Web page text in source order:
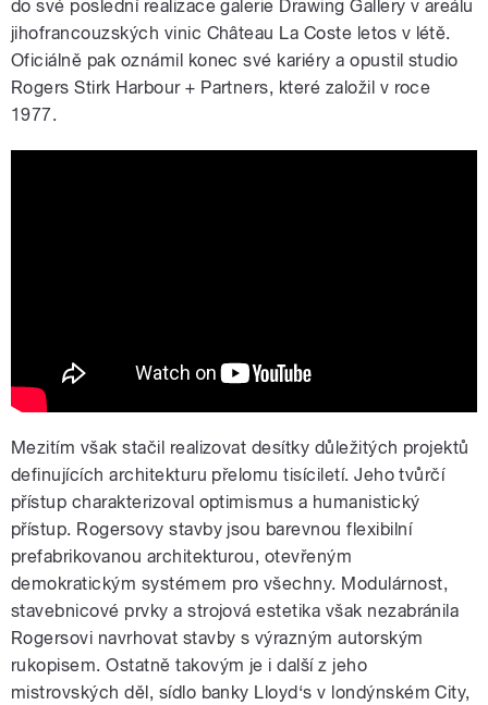
do své poslední realizace galerie Drawing Gallery v areálu
jihofrancouzských vinic Château La Coste letos v létě.
Oficiálně pak oznámil konec své kariéry a opustil studio
Rogers Stirk Harbour + Partners, které založil v roce
1977.
Mezitím však stačil realizovat desítky důležitých projektů
definujících architekturu přelomu tisíciletí. Jeho tvůrčí
přístup charakterizoval optimismus a humanistický
přístup. Rogersovy stavby jsou barevnou flexibilní
prefabrikovanou architekturou, otevřeným
demokratickým systémem pro všechny. Modulárnost,
stavebnicové prvky a strojová estetika však nezabránila
Rogersovi navrhovat stavby s výrazným autorským
rukopisem. Ostatně takovým je i další z jeho
mistrovských děl, sídlo banky Lloyd‘s v londýnském City,